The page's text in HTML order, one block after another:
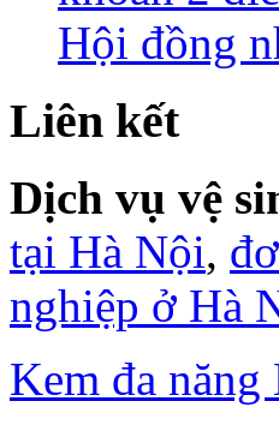
Hội đồng
Liên kết
Dịch vụ vệ
tại Hà Nội,
nghiệp ở Hà
Kem đa năng